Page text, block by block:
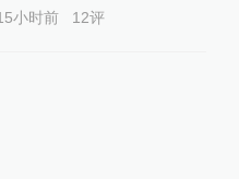
小时前 12评